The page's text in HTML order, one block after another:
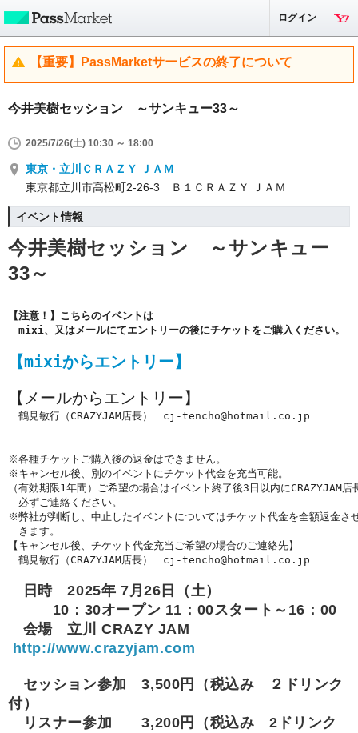
ログイン
【重要】PassMarketサービスの終了について
今井美樹セッション ～サンキュー33～
2025/7/26(土) 10:30 ～ 18:00
東京・立川ＣＲＡＺＹ ＪＡＭ
東京都立川市高松町2-26-3 Ｂ１ＣＲＡＺＹ ＪＡＭ
イベント情報
今井美樹セッション ～サンキュー
33～
【注意！】こちらのイベントは
mixi、又はメールにてエントリーの後にチケットをご購入ください。
【mixiからエントリー】
【メールからエントリー】
鶴見敏行（CRAZYJAM店長）　cj-tencho@hotmail.co.jp
※各種チケットご購入後の返金はできません。
※キャンセル後、別のイベントにチケット代金を充当可能。
（有効期限1年間）ご希望の場合はイベント終了後3日以内にCRAZYJAM店
必ずご連絡ください。
※弊社が判断し、中止したイベントについてはチケット代金を全額返金さ
きます。
【キャンセル後、チケット代金充当ご希望の場合のご連絡先】
鶴見敏行（CRAZYJAM店長）　cj-tencho@hotmail.co.jp
日時 2025年 7月26日（土）
10：30オープン 11：00スタート～16：00
会場 立川 CRAZY JAM
http://www.crazyjam.com
セッション参加 3,500円（税込み ２ドリンク
付）
リスナー参加 3,200円（税込み 2ドリンク